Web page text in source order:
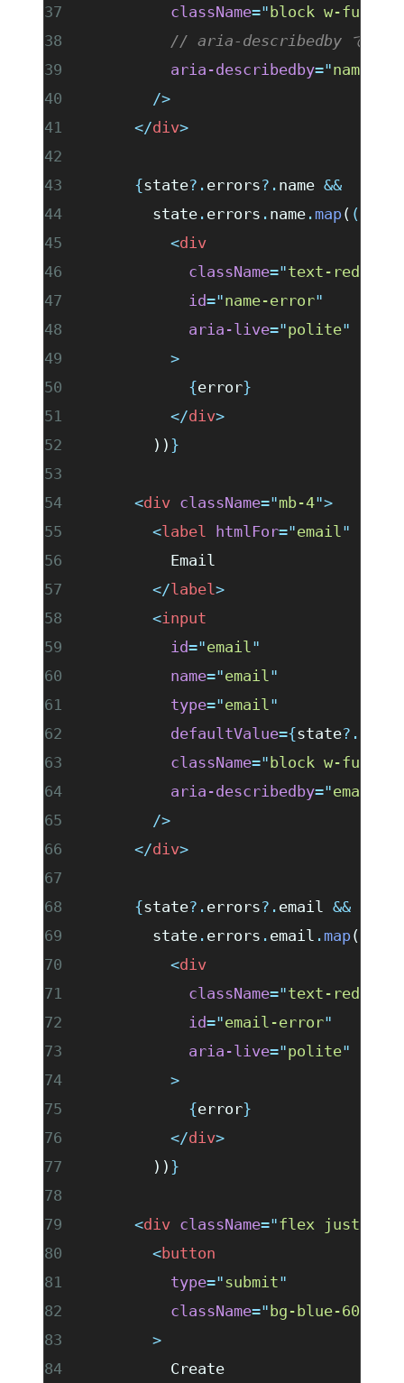
          className
=" block w-full
// aria-describedby で入力フ
          aria-describedby
="name-
        />
      </
div>
      {
state?. errors?. name &&
        state
. errors . name . map( (
          <
div
            className
="text-red-600
            id
="name-error"
            aria-live
="polite"
          >
            {
error}
          </
div>
        ))
}
      <
div className="mb-4">
        <
label htmlFor="email"
          Email
        </
label>
        <
input
          id
="email"
          name
="email"
          type
="email"
          defaultValue
={state?.
          className
=" block w-full
          aria-describedby
="email-
        />
      </
div>
      {
state?. errors?. email &&
        state
. errors . email . map(
          <
div
            className
="text-red-600
            id
="email-error"
            aria-live
="polite"
          >
            {
error}
          </
div>
        ))
}
      <
div className="flex justify-
        <
button
          type
="submit"
          className
=" bg-blue-600
        >
          Create